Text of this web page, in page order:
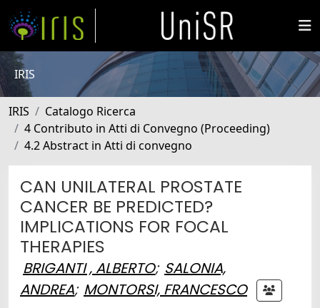
IRIS
IRIS
Catalogo Ricerca
4 Contributo in Atti di Convegno (Proceeding)
4.2 Abstract in Atti di convegno
CAN UNILATERAL PROSTATE
CANCER BE PREDICTED?
IMPLICATIONS FOR FOCAL
THERAPIES
BRIGANTI , ALBERTO; SALONIA,
ANDREA; MONTORSI, FRANCESCO